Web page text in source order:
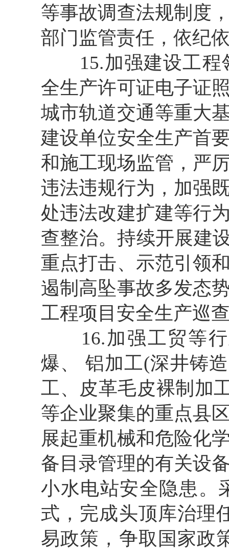
等事故调查法规制度
部门监管责任，依纪
15.加强建设工
全生产许可证电子证
城市轨道交通等重大
建设单位安全生产首
和施工现场监管，严
违法违规行为，加强
处违法改建扩建等行
查整治。持续开展建
重点打击、示范引领
遏制高坠事故多发态
工程项目安全生产巡
16.加强工贸等
爆、
铝加工(深井铸
工、皮革毛皮裸制加
等企业聚集的重点县
展起重机械和危险化
备目录管理的有关设
小水电站安全隐患。
式，完成头顶库治理
易政策，争取国家政